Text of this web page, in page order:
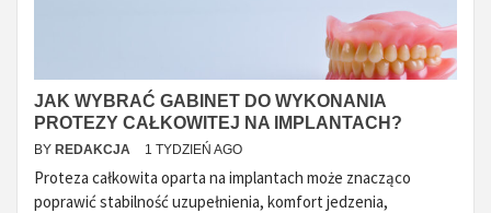
JAK WYBRAĆ GABINET DO WYKONANIA
PROTEZY CAŁKOWITEJ NA IMPLANTACH?
BY REDAKCJA 1 TYDZIEŃ AGO
Proteza całkowita oparta na implantach może znacząco
poprawić stabilność uzupełnienia, komfort jedzenia,